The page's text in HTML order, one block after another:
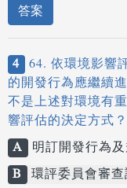
答案
4 64. 依環境影響
的開發行為應繼續
不是上述對環境有
響評估的決定方式？
A 明訂開發行為
B 環評委員會審